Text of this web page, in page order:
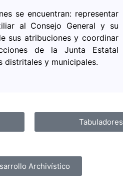
se encuentran: representar
al Consejo General y su
sus atribuciones y coordinar
de la Junta Estatal
distritales y municipales.
Tabuladores
Archivístico